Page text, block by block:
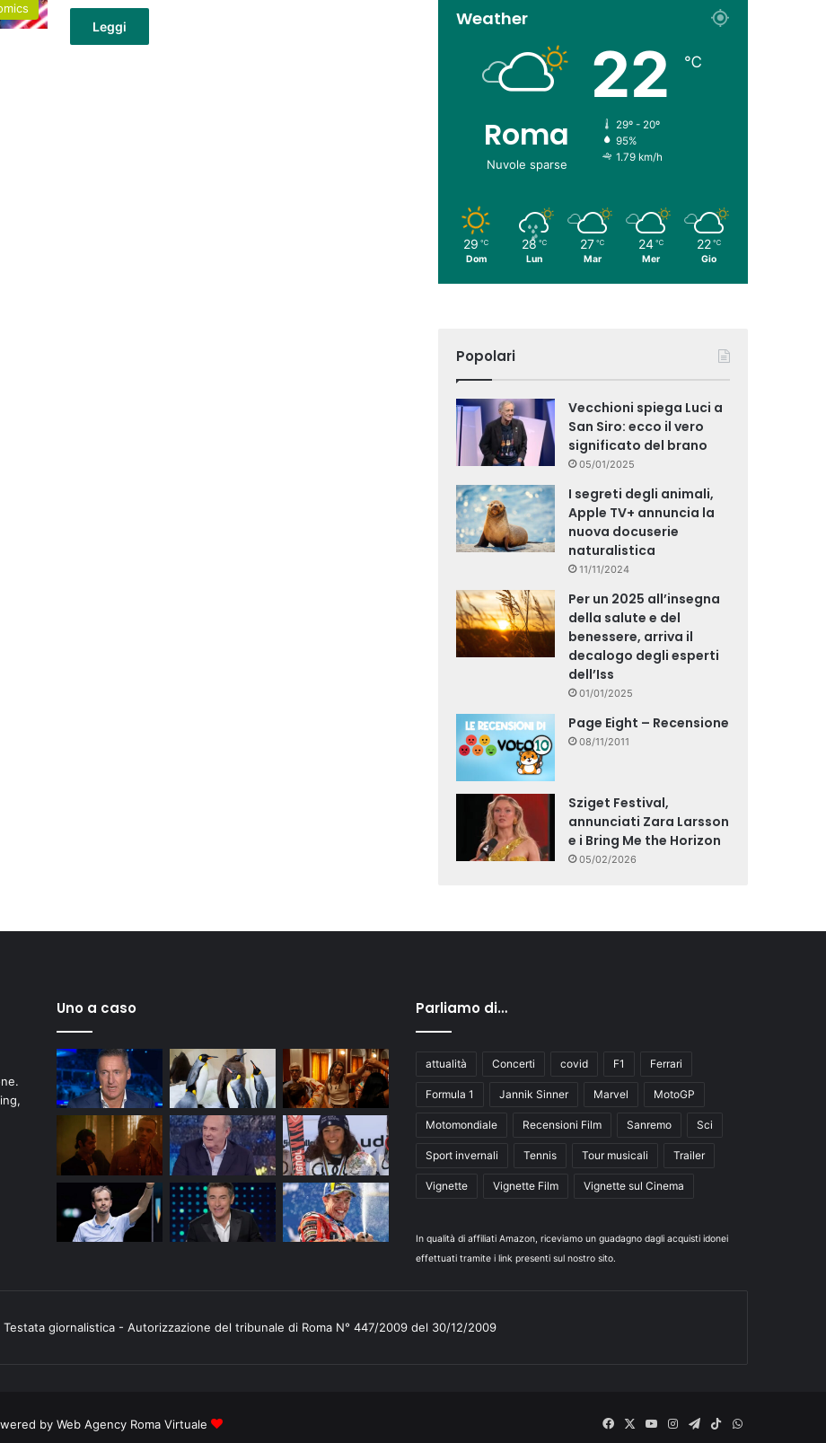
Leggi Weather
Roma
Nuvole sparse
22 ℃
29º - 20º
95%
1.79 km/h
29 ℃
Dom
28 ℃
Lun
27 ℃
Mar
24 ℃
Mer
22 ℃
Gio
Popolari
Vecchioni spiega Luci a
San Siro: ecco il vero
significato del brano
05/01/2025
I segreti degli animali,
Apple TV+ annuncia la
nuova docuserie
naturalistica
11/11/2024
Per un 2025 all’insegna
della salute e del
benessere, arriva il
decalogo degli esperti
dell’Iss
01/01/2025
Page Eight – Recensione
08/11/2011
Sziget Festival,
annunciati Zara Larsson
e i Bring Me the Horizon
05/02/2026
Uno a caso Parliamo di…
attualità Concerti covid F1 Ferrari
Formula 1 Jannik Sinner Marvel MotoGP
Motomondiale Recensioni Film Sanremo Sci
Sport invernali Tennis Tour musicali Trailer
Vignette Vignette Film Vignette sul Cinema
In qualità di affiliati Amazon, riceviamo un guadagno dagli acquisti idonei
effettuati tramite i link presenti sul nostro sito.
Testata giornalistica - Autorizzazione del tribunale di Roma N° 447/2009 del 30/12/2009
by Web Agency Roma Virtuale Facebook
X
YouInstagram
Telegram
TikTokWhatsApp